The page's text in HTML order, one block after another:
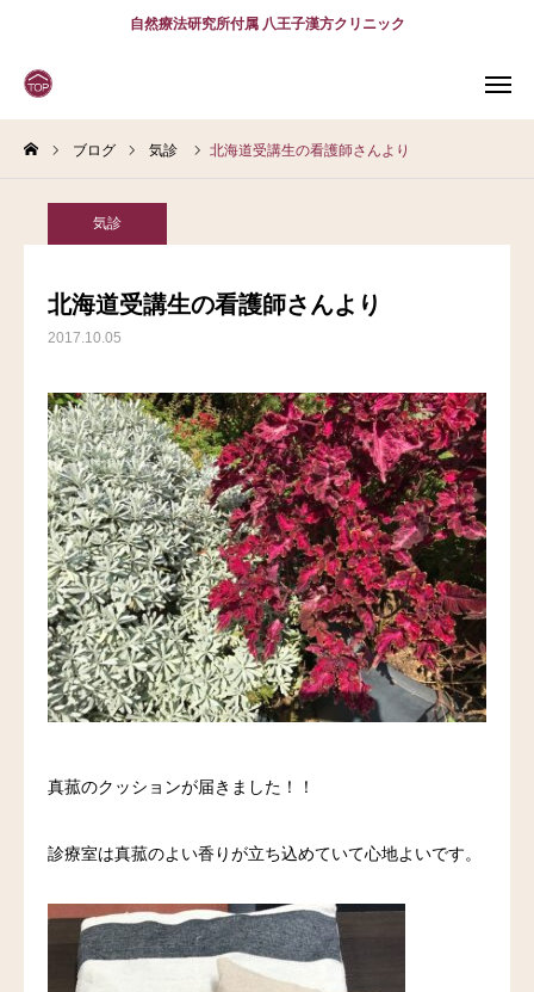
自然療法研究所付属 八王子漢方クリニック
ブログ 気診 北海道受講生の看護師さんより
気診
北海道受講生の看護師さんより
2017.10.05
真菰のクッションが届きました！！
診療室は真菰のよい香りが立ち込めていて心地よいです。
WEB予約
電話予約
当院について
診療案内
スタッフ紹介
料金
アクセス
ブログ